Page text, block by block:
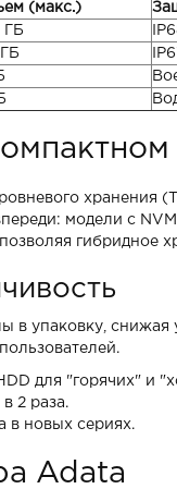
(макс.)
ГБ
хранения
модели с
гибридное
в упаковку,
для "горячих" и
2 раза.
в новых сериях.
Adata